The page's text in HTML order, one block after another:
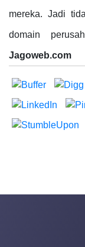
mereka. Jadi
domain
Jagoweb.com